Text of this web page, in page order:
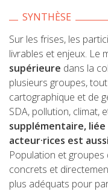
SYNTHÈSE
Sur les frises, les
livrables et enjeux. Le
supérieure dans la
plusieurs groupes,
cartographique et de
SDA, pollution, climat,
supplémentaire,
acteur·rices est
Population et groupes
concrets et
plus adéquats pour